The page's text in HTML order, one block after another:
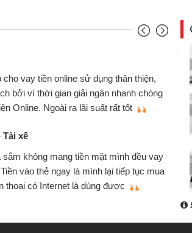
Mình cần tiền gấp nên định cầm cố chiếc xe
nhưng thật may đã có gói vay tiền bằng CMND
không cần gặp mặt nên rất tiện lợi, sẽ giới thiệu
Tôi kinh doanh buôn bán nhỏ lẻ nhiều lúc cần
hàng, nhờ biết đến website qua bạn bè giới thiệu
quyết được công việc của mình nhanh chóng